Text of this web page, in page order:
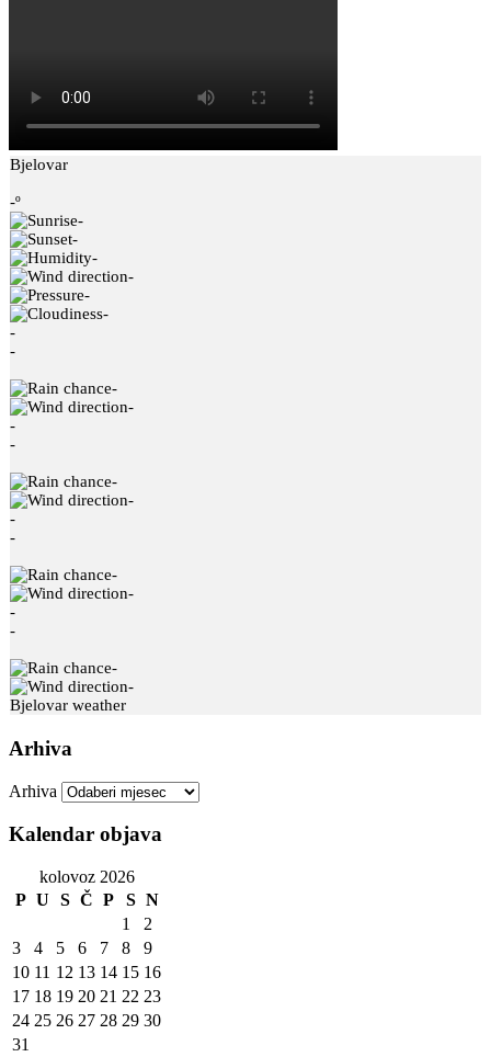
Bjelovar
-º
-
-
-
-
-
-
-
-
-
-
-
-
-
-
-
-
-
-
-
-
-
-
Bjelovar weather
Arhiva
Arhiva
Kalendar objava
kolovoz 2026
P U S Č P S N
1
2
3
4 5 6 7 8
9
10 11 12 13 14 15 16
17 18 19 20 21 22 23
24 25 26 27 28 29 30
31